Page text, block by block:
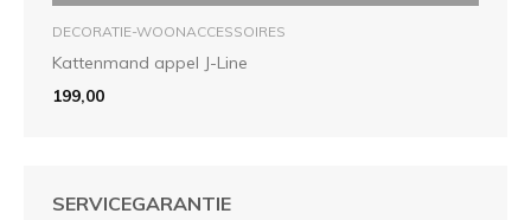
DECORATIE-WOONACCESSOIRES
Kattenmand appel J-Line
199,00
SERVICEGARANTIE